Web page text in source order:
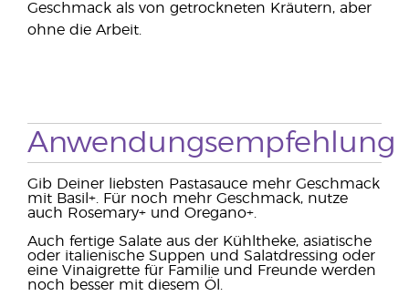
Geschmack als von getrockneten Kräutern, aber
ohne die Arbeit.
Anwendungsempfehlung
Gib Deiner liebsten Pastasauce mehr Geschmack
mit Basil+. Für noch mehr Geschmack, nutze
auch Rosemary+ und Oregano+.
Auch fertige Salate aus der Kühltheke, asiatische
oder italienische Suppen und Salatdressing oder
eine Vinaigrette für Familie und Freunde werden
noch besser mit diesem Öl.